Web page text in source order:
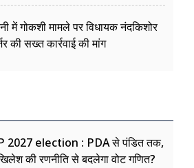
में गोकशी मामले पर विधायक नंदकिशोर
की सख्त कार्रवाई की मांग
2027 election : PDA से पंडित तक,
की रणनीति से बदलेगा वोट गणित?